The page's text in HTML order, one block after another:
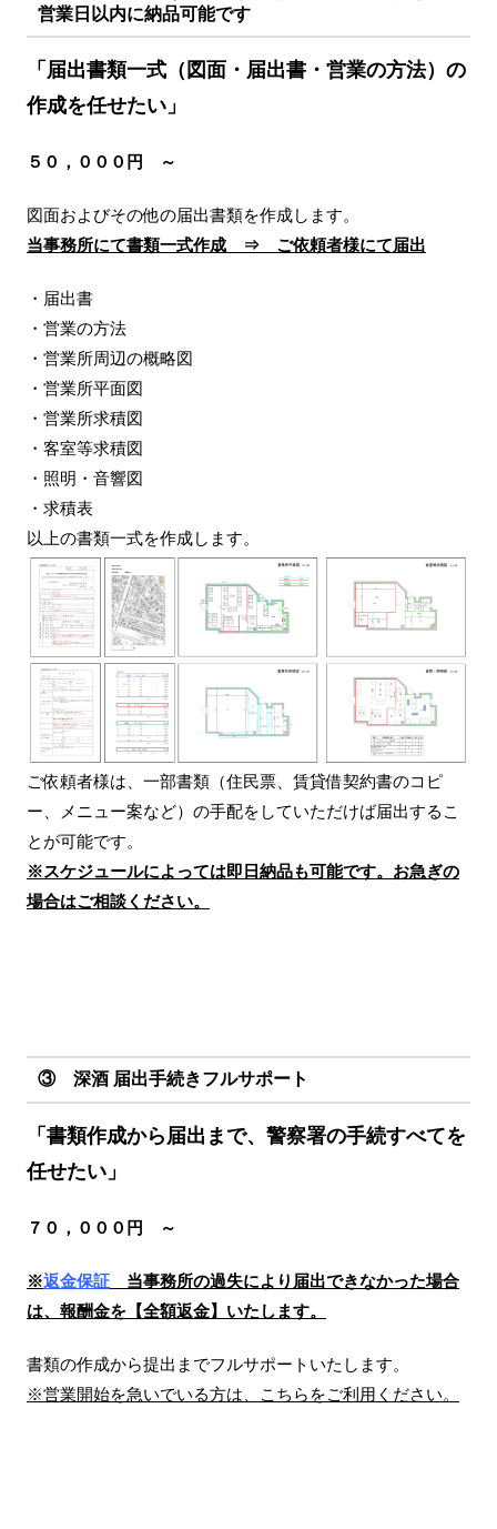
営業日以内に納品可能です
「届出書類一式（図面・届出書・営業の方法）の
作成を任せたい」
５０，０００円 ～
図面およびその他の届出書類を作成します。
当事務所にて書類一式作成 ⇒ ご依頼者様にて届出
・届出書
・営業の方法
・営業所周辺の概略図
・営業所平面図
・営業所求積図
・客室等求積図
・照明・音響図
・求積表
以上の書類一式を作成します。
ご依頼者様は、一部書類（住民票、賃貸借契約書のコピ
ー、メニュー案など）の手配をしていただけば届出するこ
とが可能です。
※スケジュールによっては即日納品も可能です。お急ぎの
場合はご相談ください。
③ 深酒 届出手続きフルサポート
「書類作成から届出まで、警察署の手続すべてを
任せたい」
７０，０００円 ～
※返金保証 当事務所の過失により届出できなかった場合
は、報酬金を【全額返金】いたします。
書類の作成から提出までフルサポートいたします。
※営業開始を急いでいる方は、こちらをご利用ください。